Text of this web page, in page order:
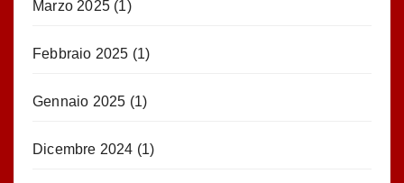
Marzo 2025 (1)
Febbraio 2025 (1)
Gennaio 2025 (1)
Dicembre 2024 (1)